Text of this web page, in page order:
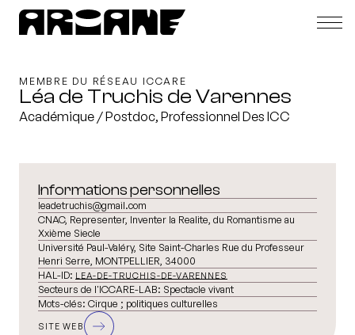
MEMBRE DU RÉSEAU ICCARE
Léa de Truchis de Varennes
Académique / Postdoc, Professionnel Des ICC
Informations personnelles
leadetruchis@gmail.com
CNAC, Representer, Inventer la Realite, du Romantisme au
Xxième Siecle
Université Paul-Valéry, Site Saint-Charles Rue du Professeur
Henri Serre, MONTPELLIER, 34000
HAL-ID: LEA-DE-TRUCHIS-DE-VARENNES
Secteurs de l'ICCARE-LAB: Spectacle vivant
Mots-clés: Cirque ; politiques culturelles
SITE WEB